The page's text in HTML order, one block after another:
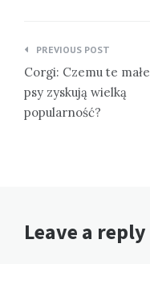
Nawigacja
wpisu
PREVIOUS POST
Corgi: Czemu te małe
psy zyskują wielką
popularność?
Leave a reply